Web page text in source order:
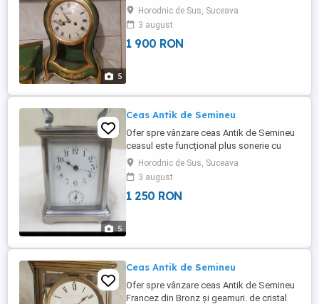
5
este funcțional suna o data la jumătate iar
la fix de cite ori este ora. H.43.cm.fara
suport.Suport H.15.cm.Latime ceas 22cm.
Predarea ceasului se face personal sau
Horodnic de Sus, Suceava
3 august
1 900 RON
5
Ceas Antik de Semineu
Ofer spre vânzare ceas Antik de Semineu
ceasul este funcțional plus sonerie cu
programare. Transportul se achita de
cumpărător. Mai multe detalii la tel.
Horodnic de Sus, Suceava
3 august
1 250 RON
Ceas Antik de Semineu
Ofer spre vânzare ceas Antik de Semineu
Francez din Bronz și geamuri. de cristal